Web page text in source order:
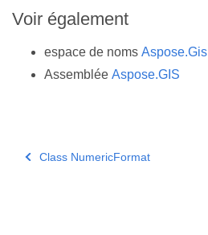
Voir également
espace de noms Aspose.Gis
Assemblée Aspose.GIS
Class NumericFormat